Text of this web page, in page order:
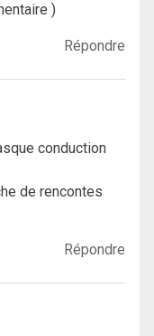
)
Répondre
conduction
de rencontes
Répondre